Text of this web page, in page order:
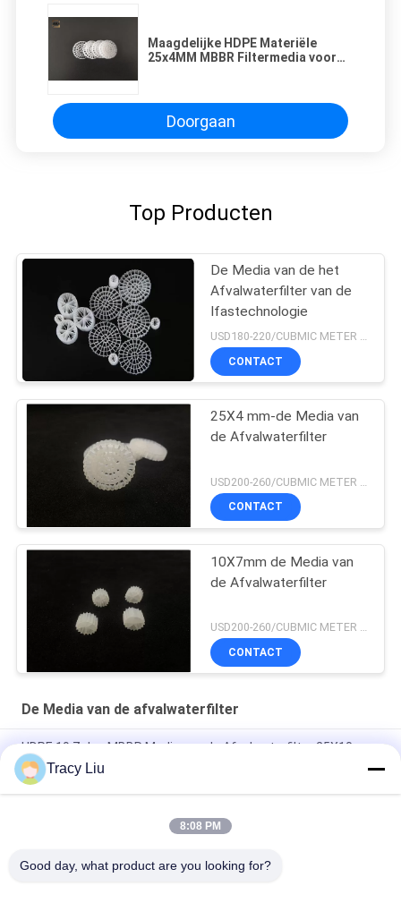
Maagdelijke HDPE Materiële
25x4MM MBBR Filtermedia voor
Doorgaan
Top Producten
De Media van de het
Afvalwaterfilter van de
Ifastechnologie
CONTACT
25X4 mm-de Media van
de Afvalwaterfilter
CONTACT
10X7mm de Media van
de Afvalwaterfilter
USD200-260/CUBMIC METER MOQ:1CubmicMeter
CONTACT
De Media van de afvalwaterfilter
HDPE 19 Zalen MBBR Media van de Afvalwaterfilter 25X10mm
1000 Plastic Media van M2/M3 voor
Waterzuiveringsinstallatiefas Materiaal
Het witte 25X4mm de Media van de Afvalwaterfilter Uitdrijving
Tracy Liu
8:08 PM
Good day, what product are you looking for?